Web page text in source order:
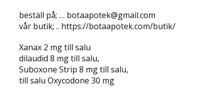
beställ på; … botaapotek@gmail.com
vår butik; .. https://botaapotek.com/butik/
Xanax 2 mg till salu
dilaudid 8 mg till salu,
Suboxone Strip 8 mg till salu,
till salu Oxycodone 30 mg